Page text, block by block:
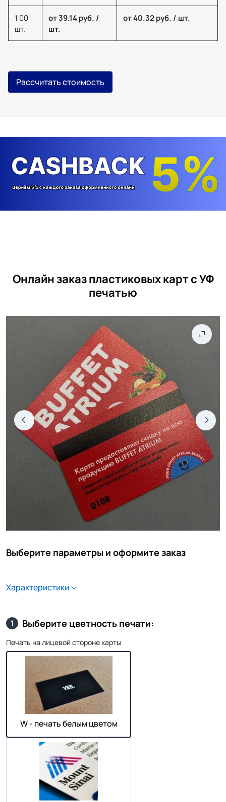
1 00
шт.
от 39.14 руб. /
шт.
от 40.32 руб. / шт.
Рассчитать стоимость
Онлайн заказ пластиковых карт с УФ
печатью
Выберите параметры и оформите заказ
Характеристики
1 Выберите цветность печати:
Печать на лицевой стороне карты
W - печать белым цветом